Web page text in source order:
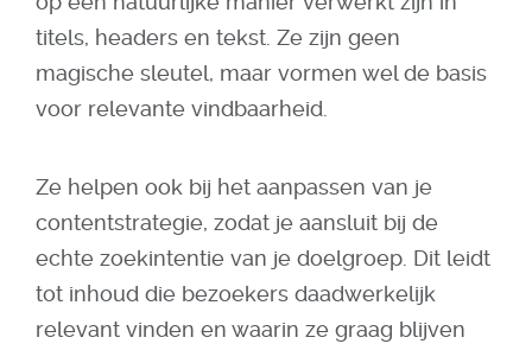
titels, headers en tekst. Ze zijn geen
magische sleutel, maar vormen wel de basis
voor relevante vindbaarheid.
Ze helpen ook bij het aanpassen van je
contentstrategie, zodat je aansluit bij de
echte zoekintentie van je doelgroep. Dit leidt
tot inhoud die bezoekers daadwerkelijk
relevant vinden en waarin ze graag blijven